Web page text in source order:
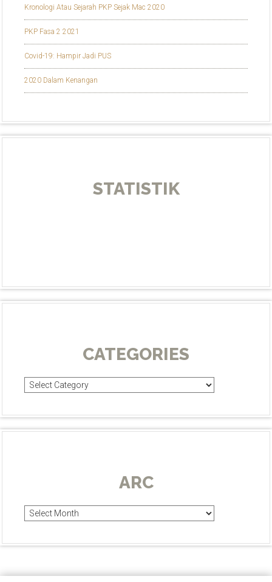
Kronologi Atau Sejarah PKP Sejak Mac 2020
PKP Fasa 2 2021
Covid-19: Hampir Jadi PUS
2020 Dalam Kenangan
STATISTIK
CATEGORIES
Categories
ARC
Arc